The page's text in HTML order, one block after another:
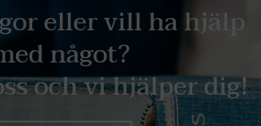
eller vill ha hjälp
något?
och vi hjälper dig!